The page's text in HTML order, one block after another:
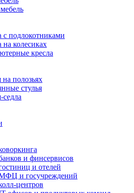
с подлокотниками
на колесиках
кресла
на полозьях
стулья
седла
и финсервисов
и отелей
и госучреждений
центров